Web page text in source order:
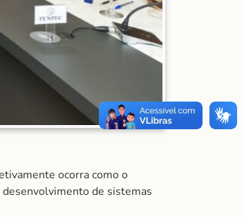
ocorra como o
de sistemas